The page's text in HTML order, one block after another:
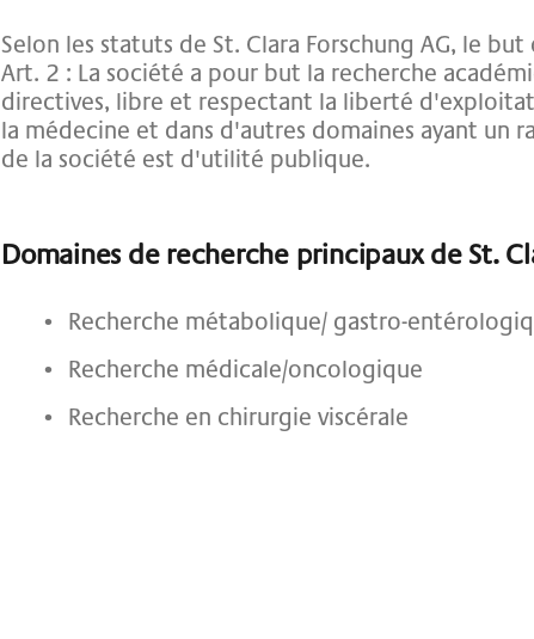
Selon les statuts de St. Clara Forschung AG, le
Art. 2 : La société a pour but la recherche
directives, libre et respectant la liberté
la médecine et dans d'autres domaines ayant un
de la société est d'utilité publique.
Domaines de recherche principaux de St.
Recherche métabolique/ gastro-
Recherche médicale/oncologique
Recherche en chirurgie viscérale